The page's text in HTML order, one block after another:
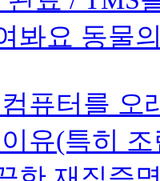
봐요 동물
퓨터를 오
유(특히